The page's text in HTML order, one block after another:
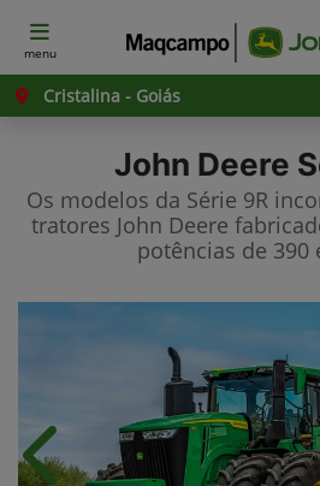
menu
Cristalina - Goiás
John Deere
Os modelos da Série 9R
tratores John Deere
potências de 390
Anterior